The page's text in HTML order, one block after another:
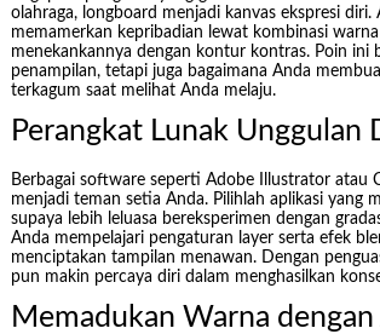
olahraga, longboard menjadi kanvas ekspresi diri.
memamerkan kepribadian lewat kombinasi
menekankannya dengan kontur kontras. Poin ini
penampilan, tetapi juga bagaimana Anda
terkagum saat melihat Anda melaju.
Perangkat Lunak Unggulan
Berbagai software seperti Adobe Illustrator atau
menjadi teman setia Anda. Pilihlah aplikasi yang
supaya lebih leluasa bereksperimen dengan
Anda mempelajari pengaturan layer serta efek
menciptakan tampilan menawan. Dengan
pun makin percaya diri dalam menghasilkan
Memadukan Warna dengan